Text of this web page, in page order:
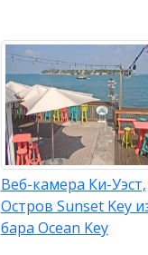
Веб-камера Ки-Уэст,
Остров Sunset Key
бара Ocean Key